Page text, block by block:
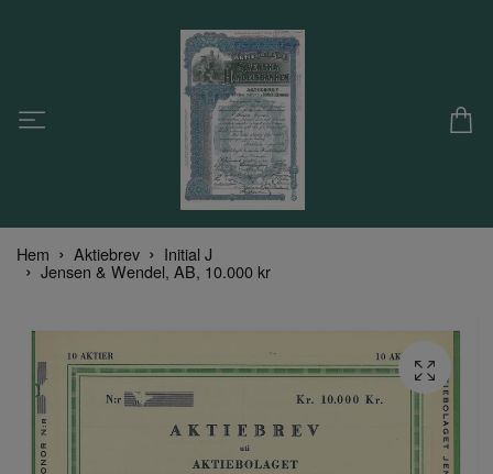
Hem Aktiebrev Initial J
Jensen & Wendel, AB, 10.000 kr